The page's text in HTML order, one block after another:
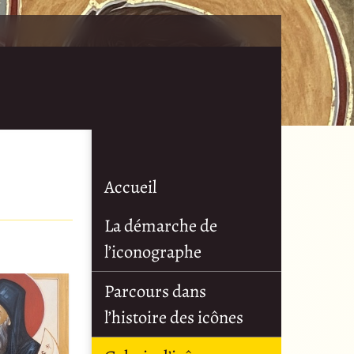
Accueil
La démarche de
l’iconographe
Parcours dans
l’histoire des icônes